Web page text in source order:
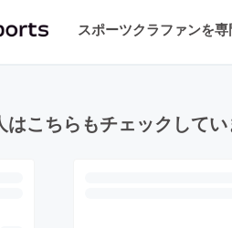
スポーツクラファンを
こちらもチェックして